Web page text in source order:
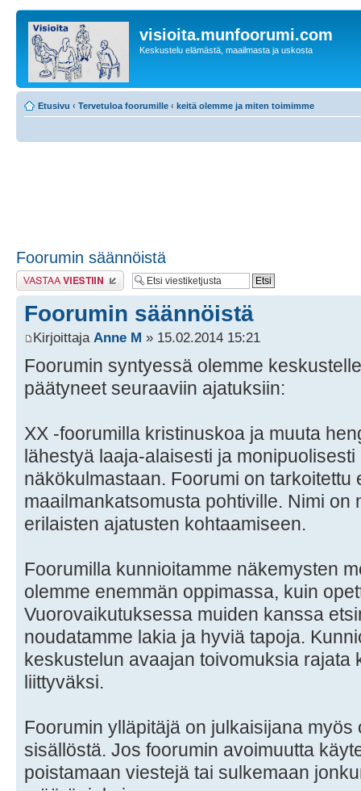
visioita.munfoorumi.com
Keskustelu elämästä, maailmasta ja uskosta
Etusivu ‹ Tervetuloa foorumille ‹ keitä olemme ja miten toimimme
Foorumin säännöistä
Lähetä vastaus
Foorumin säännöistä
Kirjoittaja Anne M » 15.02.2014 15:21
Foorumin syntyessä olemme
päätyneet seuraaviin ajatuksiin:
XX -foorumilla kristinuskoa ja muuta
lähestyä laaja-alaisesti ja
näkökulmastaan. Foorumi on tarkoitettu
maailmankatsomusta pohtiville. Nimi on
erilaisten ajatusten kohtaamiseen.
Foorumilla kunnioitamme näkemysten
olemme enemmän oppimassa, kuin
Vuorovaikutuksessa muiden kanssa
noudatamme lakia ja hyviä tapoja.
keskustelun avaajan toivomuksia rajata
liittyväksi.
Foorumin ylläpitäjä on julkaisijana
sisällöstä. Jos foorumin avoimuutta
poistamaan viestejä tai sulkemaan